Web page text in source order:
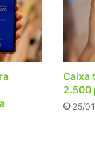
Caixa
2.500
25/